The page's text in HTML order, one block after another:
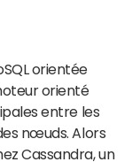
orientée
orienté
entre les
nœuds. Alors
Cassandra, un